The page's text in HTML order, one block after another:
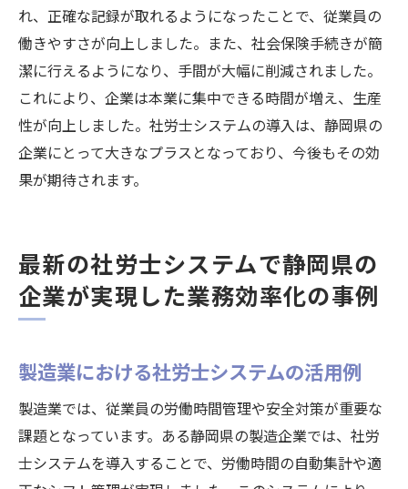
れ、正確な記録が取れるようになったことで、従業員の
働きやすさが向上しました。また、社会保険手続きが簡
潔に行えるようになり、手間が大幅に削減されました。
これにより、企業は本業に集中できる時間が増え、生産
性が向上しました。社労士システムの導入は、静岡県の
企業にとって大きなプラスとなっており、今後もその効
果が期待されます。
最新の社労士システムで静岡県の
企業が実現した業務効率化の事例
製造業における社労士システムの活用例
製造業では、従業員の労働時間管理や安全対策が重要な
課題となっています。ある静岡県の製造企業では、社労
士システムを導入することで、労働時間の自動集計や適